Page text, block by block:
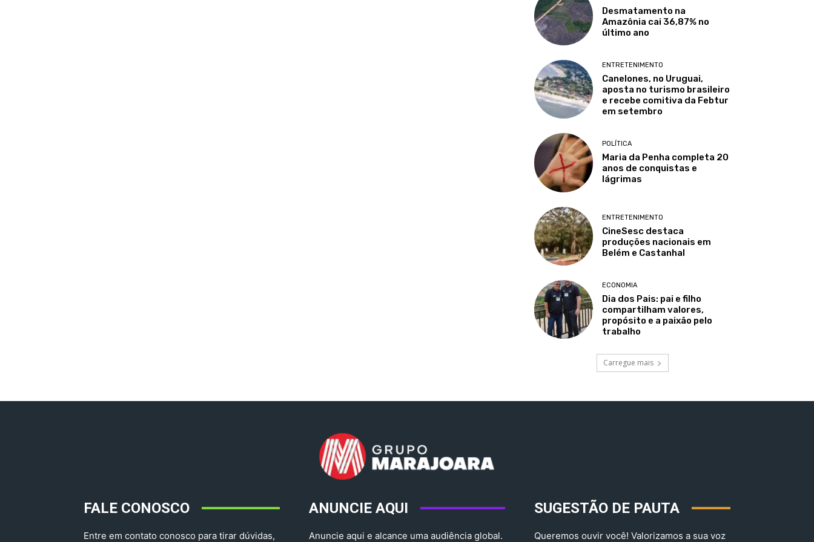
Desmatamento na
Amazônia cai 36,87% no
último ano
ENTRETENIMENTO
Canelones, no Uruguai,
aposta no turismo brasileiro
e recebe comitiva da Febtur
em setembro
POLÍTICA
Maria da Penha completa 20
anos de conquistas e
lágrimas
ENTRETENIMENTO
CineSesc destaca
produções nacionais em
Belém e Castanhal
ECONOMIA
Dia dos Pais: pai e filho
compartilham valores,
propósito e a paixão pelo
trabalho
Carregue mais
FALE CONOSCO
Entre em contato conosco para tirar dúvidas,
ANUNCIE AQUI
Anuncie aqui e alcance uma audiência global.
SUGESTÃO DE PAUTA
Queremos ouvir você! Valorizamos a sua voz